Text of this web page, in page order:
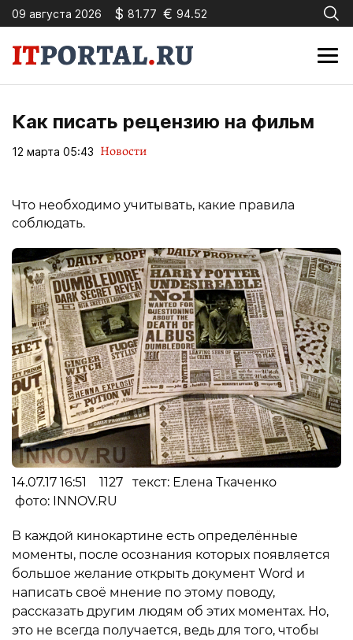
09 августа 2026 $ 81.77 € 94.52
Как писать рецензию на фильм
12 марта 05:43 Новости
Что необходимо учитывать, какие правила
соблюдать.
14.07.17 16:51 1127 текст: Елена Ткаченко
фото: INNOV.RU
В каждой кинокартине есть определённые
моменты, после осознания которых появляется
большое желание открыть документ Word и
написать своё мнение по этому поводу,
рассказать другим людям об этих моментах. Но,
это не всегда получается, ведь для того, чтобы